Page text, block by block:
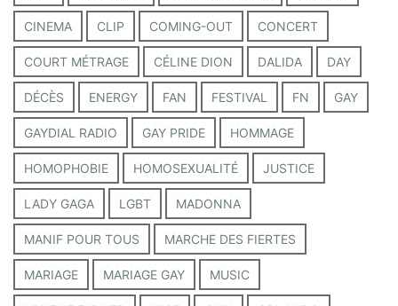
CINEMA CLIP COMING-OUT CONCERT
COURT MÉTRAGE CÉLINE DION DALIDA DAY
DÉCÈS ENERGY FAN FESTIVAL FN GAY
GAYDIAL RADIO GAY PRIDE HOMMAGE
HOMOPHOBIE HOMOSEXUALITÉ JUSTICE
LADY GAGA LGBT MADONNA
MANIF POUR TOUS MARCHE DES FIERTES
MARIAGE MARIAGE GAY MUSIC